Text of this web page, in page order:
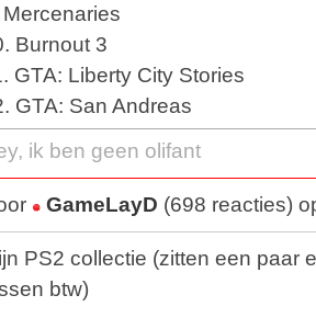
Mercenaries
Burnout 3
GTA: Liberty City Stories
GTA: San Andreas
ik ben geen olifant
GameLayD (698 reacties)
PS2 collectie (zitten een paar
btw)